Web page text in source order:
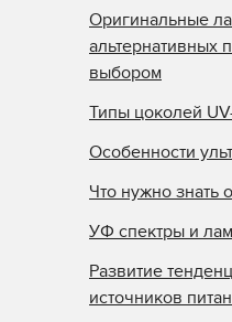
Оригинальные
альтернативных
выбором
Типы цоколей
Особенности
Что нужно знать
УФ спектры и
Развитие
источников